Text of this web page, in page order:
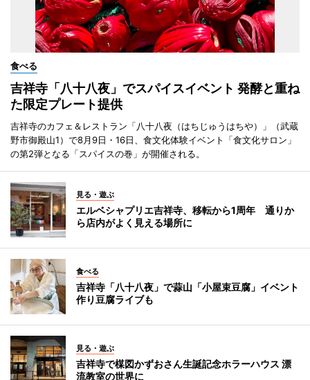
食べる
吉祥寺「八十八夜」でスパイスイベント 発酵と重ね
た限定プレート提供
吉祥寺のカフェ＆レストラン「八十八夜（はちじゅうはちや）」（武蔵
野市御殿山1）で8月9日・16日、食文化体験イベント「食文化サロン」
の第2弾となる「スパイスの巻」が開催される。
見る・遊ぶ
エルベシャプリエ吉祥寺、移転から1周年 通りか
ら店内がよく見える場所に
食べる
吉祥寺「八十八夜」で蒜山「小屋束豆腐」イベント
作り豆腐ライブも
見る・遊ぶ
吉祥寺で楳図かずおさん生誕記念ホラーハウス 漂
流教室の世界に